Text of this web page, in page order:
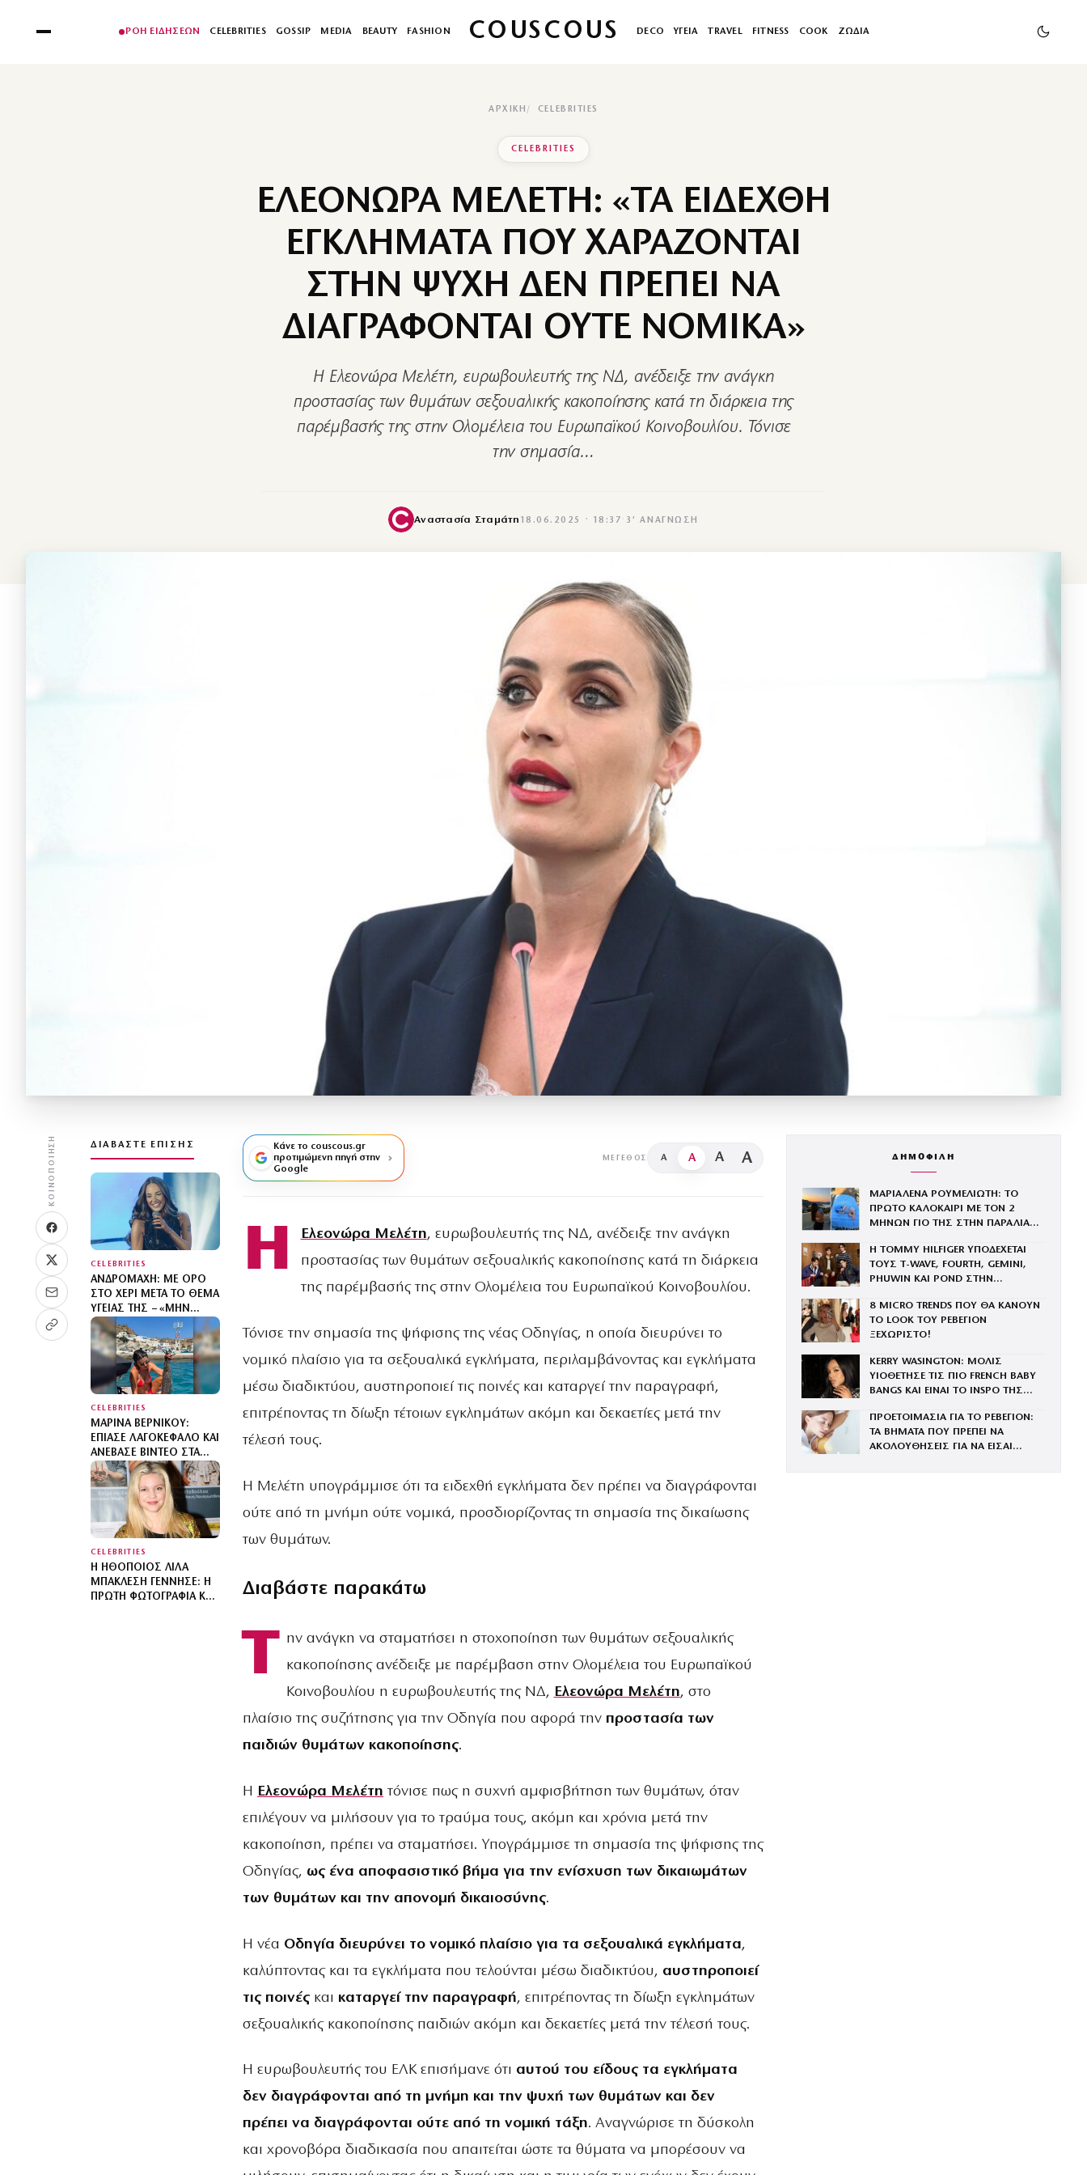
ΡΟΗ ΕΙΔΗΣΕΩΝ CELEBRITIES GOSSIP MEDIA BEAUTY FASHION COUSCOUS DECO ΥΓΕΙΑ TRAVEL FITNESS COOK ΖΩΔΙΑ
ΑΡΧΙΚΉ CELEBRITIES
CELEBRITIES
ΕΛΕΟΝΩΡΑ ΜΕΛΕΤΗ: «ΤΑ ΕΙΔΕΧΘΗ
ΕΓΚΛΗΜΑΤΑ ΠΟΥ ΧΑΡΑΖΟΝΤΑΙ
ΣΤΗΝ ΨΥΧΗ ΔΕΝ ΠΡΕΠΕΙ ΝΑ
ΔΙΑΓΡΑΦΟΝΤΑΙ ΟΥΤΕ ΝΟΜΙΚΑ»
Η Ελεονώρα Μελέτη, ευρωβουλευτής της ΝΔ, ανέδειξε την ανάγκη
προστασίας των θυμάτων σεξουαλικής κακοποίησης κατά τη διάρκεια της
παρέμβασής της στην Ολομέλεια του Ευρωπαϊκού Κοινοβουλίου. Τόνισε
την σημασία…
Αναστασία Σταμάτη 18.06.2025 · 18:37 · 3′ ΑΝΆΓΝΩΣΗ
ΚΟΙΝΟΠΟΊΗΣΗ ΔΙΑΒΆΣΤΕ ΕΠΊΣΗΣ
CELEBRITIES
ΑΝΔΡΟΜΆΧΗ: ΜΕ ΟΡΌ
ΣΤΟ ΧΈΡΙ ΜΕΤΆ ΤΟ ΘΈΜΑ
ΥΓΕΊΑΣ ΤΗΣ – «ΜΗΝ
ΑΝΗΣΥΧΕΊΤΕ, ΤΟ ‘ΧΩ»
CELEBRITIES
ΜΑΡΊΝΑ ΒΕΡΝΊΚΟΥ:
ΈΠΙΑΣΕ ΛΑΓΟΚΈΦΑΛΟ ΚΑΙ
ΑΝΈΒΑΣΕ ΒΊΝΤΕΟ ΣΤΑ
SOCIAL MEDIA – «ΔΕΝ
ΥΠΆΡΧΕΙ ΚΑΝΈΝΑΣ
ΛΌΓΟΣ ΝΑ
ΦΟΒΌΜΑΣΤΕ»
CELEBRITIES
Η ΗΘΟΠΟΙΌΣ ΛΊΛΑ
ΜΠΑΚΛΈΣΗ ΓΈΝΝΗΣΕ: Η
ΠΡΏΤΗ ΦΩΤΟΓΡΑΦΊΑ ΚΑΙ
Κάνε το couscous.gr
προτιμώμενη πηγή στην
Google
ΜΈΓΕΘΟΣ A A A A
Η Ελεονώρα Μελέτη, ευρωβουλευτής της ΝΔ, ανέδειξε την ανάγκη
προστασίας των θυμάτων σεξουαλικής κακοποίησης κατά τη διάρκεια
της παρέμβασής της στην Ολομέλεια του Ευρωπαϊκού Κοινοβουλίου.
Τόνισε την σημασία της ψήφισης της νέας Οδηγίας, η οποία διευρύνει το
νομικό πλαίσιο για τα σεξουαλικά εγκλήματα, περιλαμβάνοντας και εγκλήματα
μέσω διαδικτύου, αυστηροποιεί τις ποινές και καταργεί την παραγραφή,
επιτρέποντας τη δίωξη τέτοιων εγκλημάτων ακόμη και δεκαετίες μετά την
τέλεσή τους.
Η Μελέτη υπογράμμισε ότι τα ειδεχθή εγκλήματα δεν πρέπει να διαγράφονται
ούτε από τη μνήμη ούτε νομικά, προσδιορίζοντας τη σημασία της δικαίωσης
των θυμάτων.
Διαβάστε παρακάτω
Τ ην ανάγκη να σταματήσει η στοχοποίηση των θυμάτων σεξουαλικής
κακοποίησης ανέδειξε με παρέμβαση στην Ολομέλεια του Ευρωπαϊκού
Κοινοβουλίου η ευρωβουλευτής της ΝΔ, Ελεονώρα Μελέτη, στο
πλαίσιο της συζήτησης για την Οδηγία που αφορά την προστασία των
παιδιών θυμάτων κακοποίησης.
Η Ελεονώρα Μελέτη τόνισε πως η συχνή αμφισβήτηση των θυμάτων, όταν
επιλέγουν να μιλήσουν για το τραύμα τους, ακόμη και χρόνια μετά την
κακοποίηση, πρέπει να σταματήσει. Υπογράμμισε τη σημασία της ψήφισης της
Οδηγίας, ως ένα αποφασιστικό βήμα για την ενίσχυση των δικαιωμάτων
των θυμάτων και την απονομή δικαιοσύνης.
Η νέα Οδηγία διευρύνει το νομικό πλαίσιο για τα σεξουαλικά εγκλήματα,
καλύπτοντας και τα εγκλήματα που τελούνται μέσω διαδικτύου, αυστηροποιεί
τις ποινέςκαι καταργεί την παραγραφή, επιτρέποντας τη δίωξη εγκλημάτων
σεξουαλικής κακοποίησης παιδιών ακόμη και δεκαετίες μετά την τέλεσή τους.
Η ευρωβουλευτής του ΕΛΚ επισήμανε ότι αυτού του είδους τα εγκλήματα
δεν διαγράφονται από τη μνήμη και την ψυχή των θυμάτων και δεν
πρέπει να διαγράφονται ούτε από τη νομική τάξη. Αναγνώρισε τη δύσκολη
και χρονοβόρα διαδικασία που απαιτείται ώστε τα θύματα να μπορέσουν να
ΔΗΜΟΦΙΛΗ
ΜΑΡΙΑΛΕΝΑ ΡΟΥΜΕΛΙΩΤΗ: ΤΟ
ΠΡΩΤΟ ΚΑΛΟΚΑΙΡΙ ΜΕ ΤΟΝ 2
ΜΗΝΩΝ ΓΙΟ ΤΗΣ ΣΤΗΝ ΠΑΡΑΛΙΑ
Η TOMMY HILFIGER ΥΠΟΔΕΧΕΤΑΙ
ΤΟΥΣ Τ-WAVE, FOURTH, GEMINI,
PHUWIN ΚΑΙ POND ΣΤΗΝ
8 MICRO TRENDS ΠΟΥ ΘΑ ΚΑΝΟΥΝ
ΤΟ LOOK ΤΟΥ ΡΕΒΕΓΙΟΝ
ΞΕΧΩΡΙΣΤΟ!
KERRY WASINGTON: ΜΟΛΙΣ
ΥΙΟΘΕΤΗΣΕ ΤΙΣ ΠΙΟ FRENCH BABY
BANGS ΚΑΙ ΕΙΝΑΙ ΤΟ INSPO ΤΗΣ
ΠΡΟΕΤΟΙΜΑΣΙΑ ΓΙΑ ΤΟ ΡΕΒΕΓΙΟΝ:
ΤΑ ΒΗΜΑΤΑ ΠΟΥ ΠΡΕΠΕΙ ΝΑ
ΑΚΟΛΟΥΘΗΣΕΙΣ ΓΙΑ ΝΑ ΕΙΣΑΙ